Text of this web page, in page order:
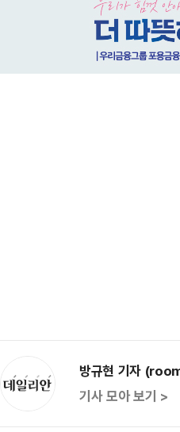
방규현 기자
기사 모아 보기 >